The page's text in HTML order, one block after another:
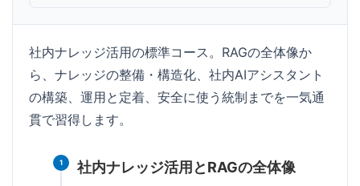
社内ナレッジ活用の標準コース。RAGの全体像か
ら、ナレッジの整備・構造化、社内AIアシスタント
の構築、運用と定着、安全に使う統制までを一気通
貫で習得します。
1 社内ナレッジ活用とRAGの全体像